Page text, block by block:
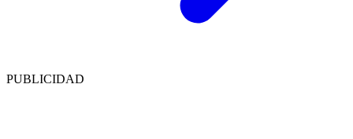
PUBLICIDAD